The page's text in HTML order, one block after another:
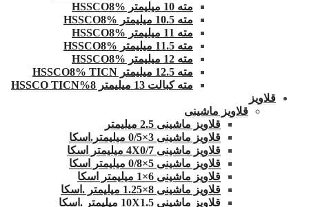
مته 10 میلیمتر HSSCO8%
مته 10.5 میلیمتر HSSCO8%
مته 11 میلیمتر HSSCO8%
مته 11.5 میلیمتر HSSCO8%
مته 12 میلیمتر HSSCO8%
مته 12.5 میلیمتر HSSCO8% TICN
مته کبالت 13 میلیمتر 8%HSSCO TICN
قلاویز
قلاویز ماشینی
قلاویز ماشینی 2.5 میلیمتر
قلاویز ماشینی 3×0/5 میلیمتر.اسکا
قلاویز ماشینی 4X0/7 میلیمتر اسکا
قلاویز ماشینی 5×0/8 میلیمتر اسکا
قلاویز ماشینی 6×1 میلیمتر اسکا
قلاویز ماشینی 8×1.25 میلیمتر .اسکا
قلاویز ماشینی 10X1.5 میلیمتر .اسکا